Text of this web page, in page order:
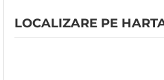
LOCALIZARE PE